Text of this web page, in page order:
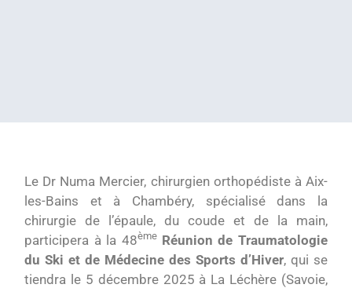
Le Dr Numa Mercier, chirurgien orthopédiste à Aix-
les-Bains et à Chambéry, spécialisé dans la
chirurgie de l’épaule, du coude et de la main,
participera à la 48ème Réunion de Traumatologie
du Ski et de Médecine des Sports d’Hiver, qui se
tiendra le 5 décembre 2025 à La Léchère (Savoie,